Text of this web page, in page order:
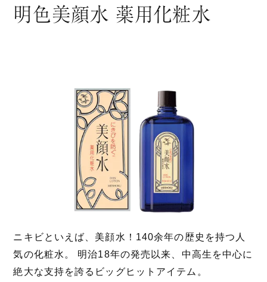
明色美顔水 薬用化粧水
ニキビといえば、美顔水！140余年の歴史を持つ人
気の化粧水。 明治18年の発売以来、中高生を中心に
絶大な支持を誇るビッグヒットアイテム。